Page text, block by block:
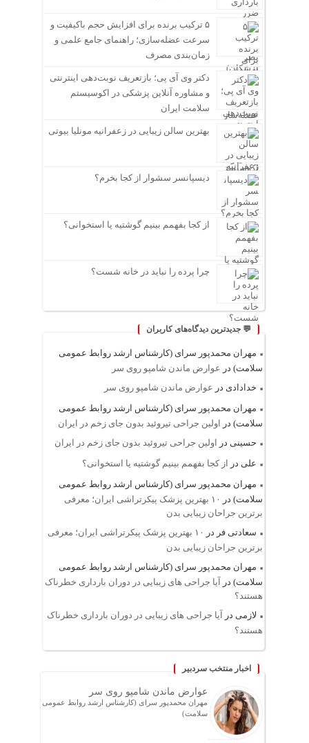
۵ ترکیب برنده برای افزایش حجم باکیفیت و
سرعت عضله‌سازی؛ راهنمای جامع علمی و
زمان‌بندی مصرف
دکتر وی آی پی؛ بازتعریف نوبت‌دهی اینترنتی
و مشاوره آنلاین پزشکی در اکوسیستم
سلامت ایران
بهترین سالن زیبایی در زعفرانیه مونلیا بیوتی
دیسپانسر سشوار از کجا بخرم؟
از کجا بفهمم بینیم گوشتیه یا استخوانی؟
چرا پرده را نباید در خانه شست؟
💬 جدیدترین دیدگاه‌های کاربران
مهران محمدپور سرای (کارشناس ارشد روابط عمومی
سلامت) در عوارض ماندن شامپو روی سر
خدادادی در عوارض ماندن شامپو روی سر
مهران محمدپور سرای (کارشناس ارشد روابط عمومی
سلامت) در اولین جراحی تیروئید بدون جای زخم در ایران
حسینی در اولین جراحی تیروئید بدون جای زخم در ایران
علی در از کجا بفهمم بینیم گوشتیه یا استخوانی؟
مهران محمدپور سرای (کارشناس ارشد روابط عمومی
سلامت) در
۱۰ بهترین پزشک پیکرتراشی ایران؛ معرفی
برترین جراحان زیبایی بدن
سعادتی فر در
۱۰ بهترین پزشک پیکرتراشی ایران؛ معرفی
برترین جراحان زیبایی بدن
مهران محمدپور سرای (کارشناس ارشد روابط عمومی
سلامت) در آیا جراحی های زیبایی در دوران بارداری خطرناک
هستند؟
لازمی در آیا جراحی های زیبایی در دوران بارداری خطرناک
هستند؟
اخبار منتخب سردبیر
عوارض ماندن شامپو روی سر
مهران محمدپور سرای (کارشناس ارشد روابط عمومی
سلامت)